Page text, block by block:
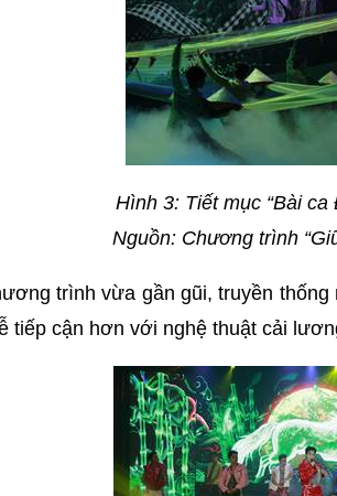
Hình 3: Tiết mục “Bài
Nguồn: Chương trình
trình vừa gần gũi, truyền
tiếp cận hơn với nghệ thuật cải